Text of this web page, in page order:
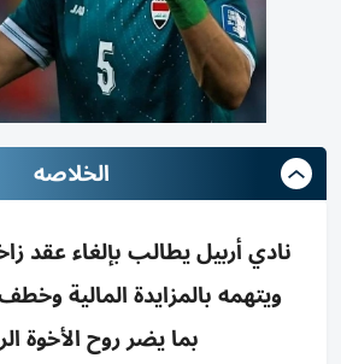
الخلاصه
نادي أربيل يطالب بإلغاء عقد
ويتهمه بالمزايدة المالية
بما يضر روح الأخوة